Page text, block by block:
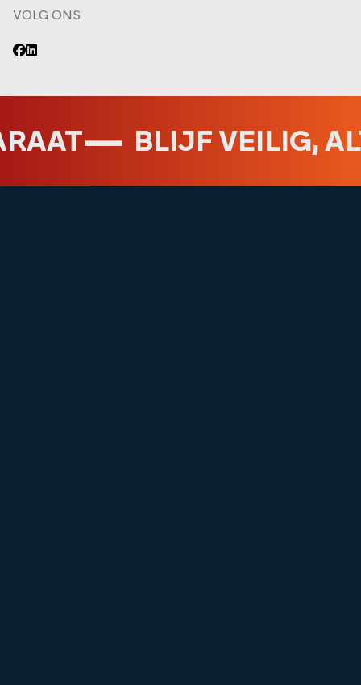
VOLG ONS
— BLIJF VEILIG, ALTIJD